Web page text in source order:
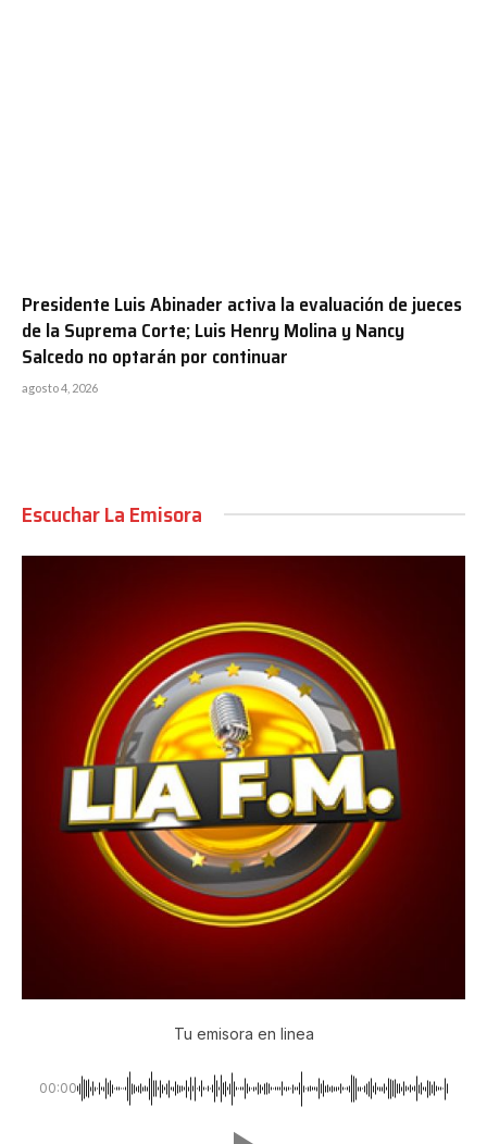
Presidente Luis Abinader activa la evaluación de jueces
de la Suprema Corte; Luis Henry Molina y Nancy
Salcedo no optarán por continuar
agosto 4, 2026
Escuchar La Emisora
Tu emisora en linea
00:00